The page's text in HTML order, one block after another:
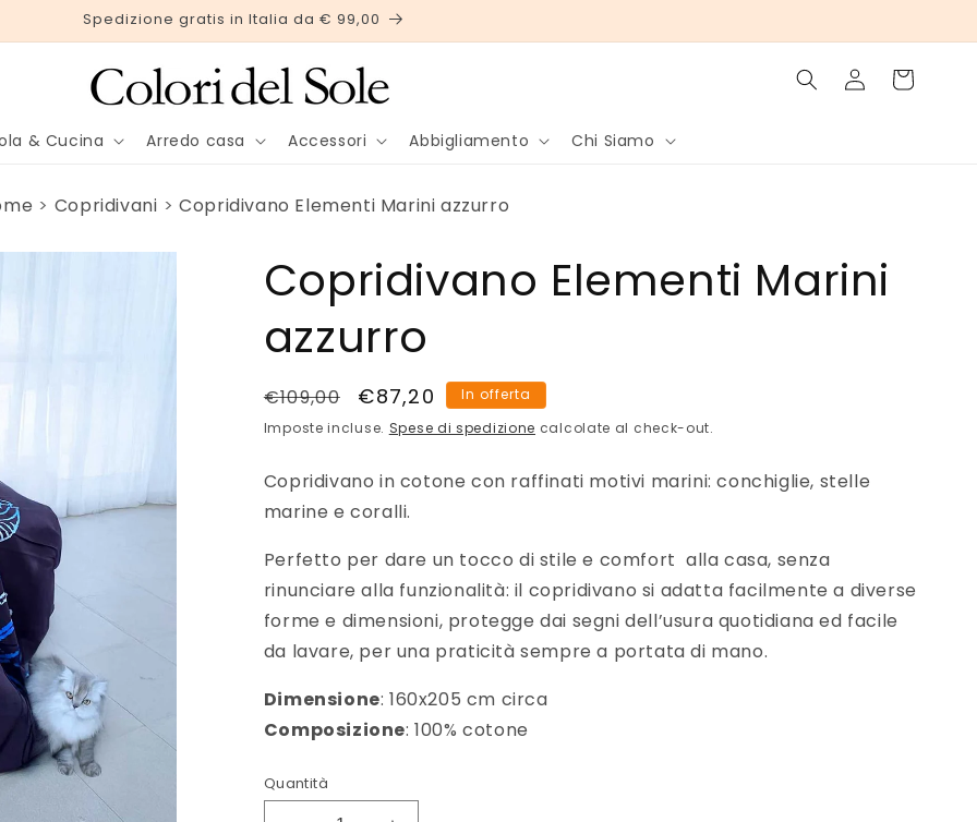
Spedizione gratis in Italia da € 99,00
& Cucina Arredo casa Accessori Abbigliamento Chi Siamo
Accedi Carrello
Copridivani Copridivano Elementi Marini azzurro
Copridivano Elementi Marini
azzurro
Prezzo
di
€109,00
Prezzo
scontato
€87,20
In offerta
Imposte incluse. Spese di spedizione calcolate al check-out.
Copridivano in cotone con raffinati motivi marini: conchiglie, stelle
marine e coralli.
Perfetto per dare un tocco di stile e comfort alla casa, senza
rinunciare alla funzionalità: il copridivano si adatta facilmente a diverse
forme e dimensioni, protegge dai segni dell’usura quotidiana ed facile
da lavare, per una praticità sempre a portata di mano.
Dimensione: 160x205 cm circa
Composizione: 100% cotone
Quantità